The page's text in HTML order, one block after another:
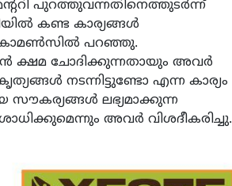
പുറത്തുവന്നതിനെത്തുടര്‍ന്ന്
കണ്ട കാര്യങ്ങള്‍
കോമണ്‍സില്‍ പറഞ്ഞു.
ക്ഷമ ചോദിക്കുന്നതായും അവര്‍
നടന്നിട്ടുണ്ടോ എന്ന കാര്യം
ലഭ്യമാക്കുന്ന
അവര്‍ വിശദീകരിച്ചു.